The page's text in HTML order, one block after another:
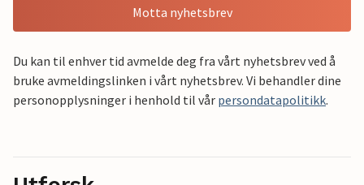
Motta nyhetsbrev
Du kan til enhver tid avmelde deg fra vårt nyhetsbrev ved å
bruke avmeldingslinken i vårt nyhetsbrev. Vi behandler dine
personopplysninger i henhold til vår persondatapolitikk.